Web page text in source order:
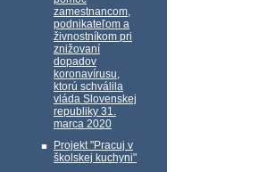
zamestnancom,
podnikateľom a
živnostníkom pri
znižovaní
dopadov
koronavírusu,
ktorú schválila
vláda Slovenskej
republiky 31.
marca 2020
Projekt "Pracuj v
školskej kuchyni"